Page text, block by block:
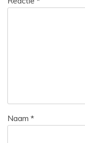
Naam *